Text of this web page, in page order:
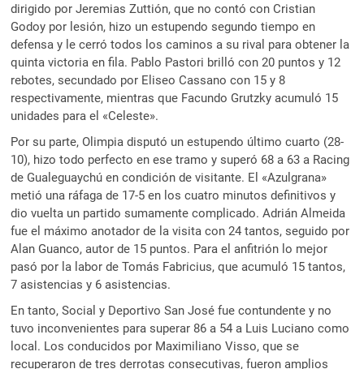
dirigido por Jeremias Zuttión, que no contó con Cristian
Godoy por lesión, hizo un estupendo segundo tiempo en
defensa y le cerró todos los caminos a su rival para obtener la
quinta victoria en fila. Pablo Pastori brilló con 20 puntos y 12
rebotes, secundado por Eliseo Cassano con 15 y 8
respectivamente, mientras que Facundo Grutzky acumuló 15
unidades para el «Celeste».
Por su parte, Olimpia disputó un estupendo último cuarto (28-
10), hizo todo perfecto en ese tramo y superó 68 a 63 a Racing
de Gualeguaychú en condición de visitante. El «Azulgrana»
metió una ráfaga de 17-5 en los cuatro minutos definitivos y
dio vuelta un partido sumamente complicado. Adrián Almeida
fue el máximo anotador de la visita con 24 tantos, seguido por
Alan Guanco, autor de 15 puntos. Para el anfitrión lo mejor
pasó por la labor de Tomás Fabricius, que acumuló 15 tantos,
7 asistencias y 6 asistencias.
En tanto, Social y Deportivo San José fue contundente y no
tuvo inconvenientes para superar 86 a 54 a Luis Luciano como
local. Los conducidos por Maximiliano Visso, que se
recuperaron de tres derrotas consecutivas, fueron amplios